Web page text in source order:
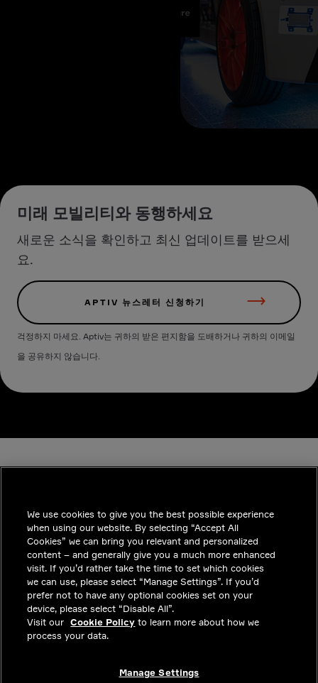
미래 모빌리티와 동행하세요
새로운 소식을 확인하고 최신 업데이트를 받으세
요.
APTIV 뉴스레터 신청하기
걱정하지 마세요. Aptiv는 귀하의 받은 편지함을 도배하거나 귀하의 이메일
을 공유하지 않습니다.
INDUSTRIES
통찰력
솔루션
커리어
투자자
We use cookies to give you the best possible experience
when using our website. By selecting “Accept All
Cookies” we can bring you relevant and personalized
content – and generally give you a much more enhanced
visit. If you’d rather take the time to set which cookies
we can use, please select “Manage Settings”. If you’d
prefer not to have any optional cookies set on your
device, please select “Disable All”.
Visit our Cookie Policy to learn more about how we
process your data.
Manage Settings